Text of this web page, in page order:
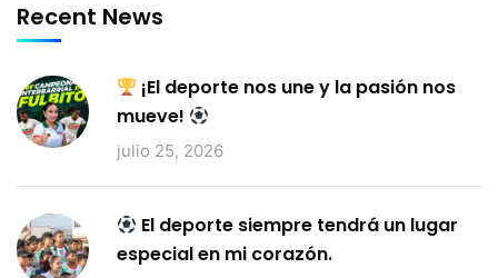
Recent News
¡El deporte nos une y la pasión nos
mueve!
julio 25, 2026
El deporte siempre tendrá un lugar
especial en mi corazón.